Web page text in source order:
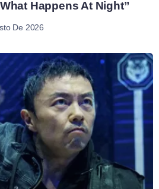
Happens At Night”
De 2026